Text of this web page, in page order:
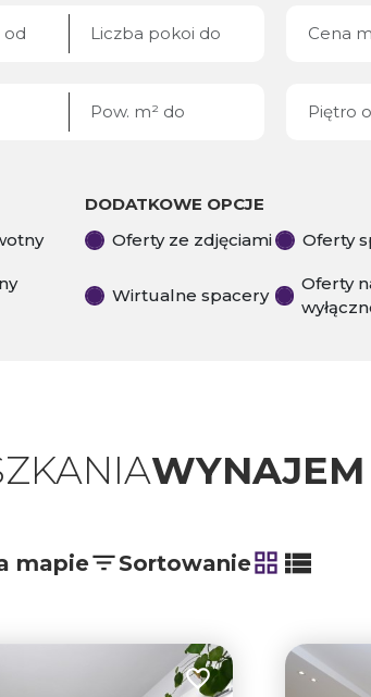
DODATKOWE OPCJE
Oferty ze zdjęciami
Oferty
Wirtualne spacery
Oferty
mapie Sortowanie
tabela
lista
Dodaj do ulubionych